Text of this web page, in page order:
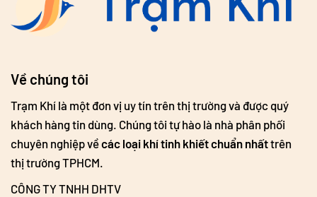
Về chúng tôi
Trạm Khí là một đơn vị uy tín trên thị trường và được quý
khách hàng tin dùng. Chúng tôi tự hào là nhà phân phối
chuyên nghiệp vềcác loại khí tinh khiết chuẩn nhấttrên
thị trường TPHCM.
CÔNG TY TNHH DHTV